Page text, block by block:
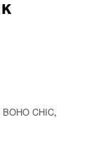
BOHO CHIC,